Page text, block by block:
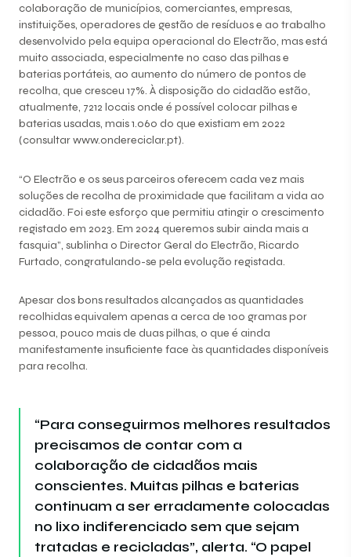
colaboração de municípios, comerciantes, empresas,
instituições, operadores de gestão de resíduos e ao trabalho
desenvolvido pela equipa operacional do Electrão, mas está
muito associada, especialmente no caso das pilhas e
baterias portáteis, ao aumento do número de pontos de
recolha, que cresceu 17%. À disposição do cidadão estão,
atualmente, 7212 locais onde é possível colocar pilhas e
baterias usadas, mais 1.060 do que existiam em 2022
(consultar www.ondereciclar.pt).
“O Electrão e os seus parceiros oferecem cada vez mais
soluções de recolha de proximidade que facilitam a vida ao
cidadão. Foi este esforço que permitiu atingir o crescimento
registado em 2023. Em 2024 queremos subir ainda mais a
fasquia”, sublinha o Director Geral do Electrão, Ricardo
Furtado, congratulando-se pela evolução registada.
Apesar dos bons resultados alcançados as quantidades
recolhidas equivalem apenas a cerca de 100 gramas por
pessoa, pouco mais de duas pilhas, o que é ainda
manifestamente insuficiente face às quantidades disponíveis
para recolha.
“Para conseguirmos melhores resultados
precisamos de contar com a
colaboração de cidadãos mais
conscientes. Muitas pilhas e baterias
continuam a ser erradamente colocadas
no lixo indiferenciado sem que sejam
tratadas e recicladas”, alerta. “O papel